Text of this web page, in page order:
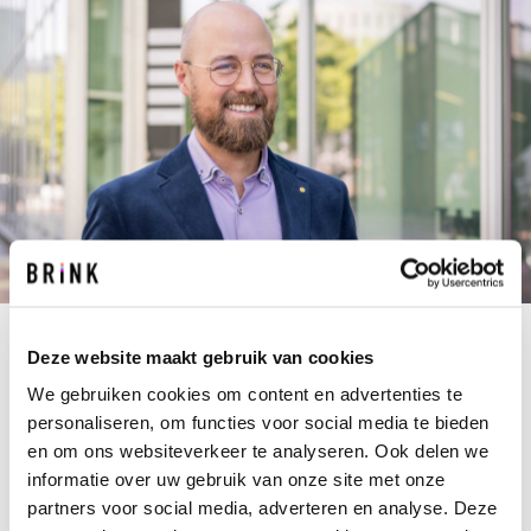
Deze website maakt gebruik van cookies
We gebruiken cookies om content en advertenties te
personaliseren, om functies voor social media te bieden
en om ons websiteverkeer te analyseren. Ook delen we
informatie over uw gebruik van onze site met onze
partners voor social media, adverteren en analyse. Deze
Als een project een schip is, dan is Neil de
stuurman. Hij is verantwoordelijk voor grote
bouwprojecten met lange looptijden, van ontwerp